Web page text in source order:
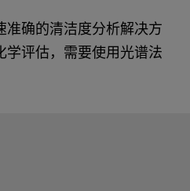
准确的清洁度分析解决方
学评估，需要使用光谱法